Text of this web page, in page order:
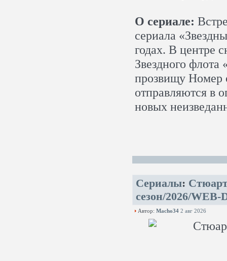
О сериале:
сериала
годах. В центре
Звездного
прозвищу Номер
отправляются в
новых
Сериалы:
сезон/2026/WEB-
Автор: Macho34 2 авг 2026